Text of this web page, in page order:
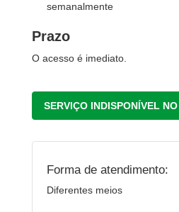
semanalmente
Prazo
O acesso é imediato.
SERVIÇO INDISPONÍVEL
Forma de atendimento:
Diferentes meios